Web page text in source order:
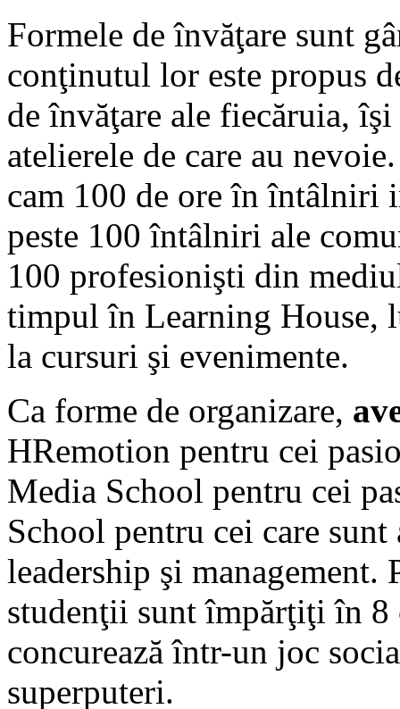
Formele de învăţare sunt
conţinutul lor este propus
de învăţare ale fiecăruia,
atelierele de care au
cam 100 de ore în întâlniri
peste 100 întâlniri ale
100 profesionişti din
timpul în Learning House,
la cursuri şi evenimente.
Ca forme de organizare,
HRemotion pentru cei
Media School pentru cei
School pentru cei care
leadership şi
studenţii sunt împărţiţi în 8
concurează într-un joc
superputeri.